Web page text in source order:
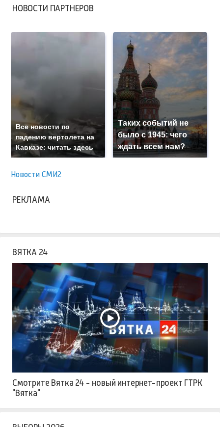
НОВОСТИ ПАРТНЕРОВ
Все новости по
падению вертолета на
Кавказе: читать здесь
Таких событий не
было с 1945: чего
ждать всем нам?
Новости СМИ2
РЕКЛАМА
ВЯТКА 24
Смотрите Вятка 24 - новый интернет-проект ГТРК
"Вятка"